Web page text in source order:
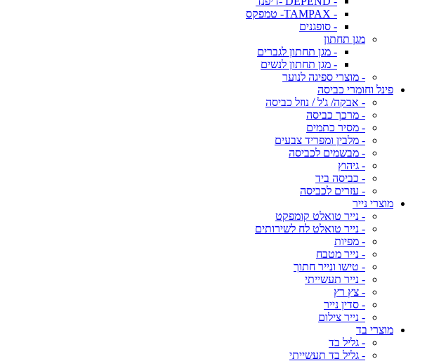
- TAMPAX- טמפקס
- סופגנים
מגן תחתון
- מגן תחתון לגברים
- מגן תחתון לנשים
- מוצרי ספיגה לנוער
פינל וחומרי כביסה
- אבקה/ ג'ל / נוזל כביסה
- מרכך כביסה
- מסיר כתמים
- מלבין ומפריד צבעים
- מבשמים לכביסה
- גיהוץ
- כביסה ביד
- עזרים לכביסה
מוצרי נייר
- נייר טואלט קומפקט
- נייר טואלט לח לשירותים
- מפיות
- נייר מטבח
- טישו ונייר חתוך
- נייר תעשייתי
- צץ רץ
- סדין נייר
- נייר צילום
מוצרי בד
- גליל בד
- גליל בד תעשייתי